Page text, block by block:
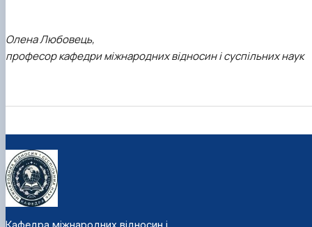
Олена Любовець,
професор кафедри міжнародних відносин і суспільних наук